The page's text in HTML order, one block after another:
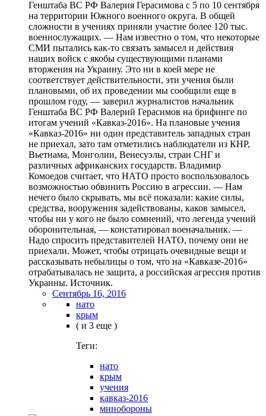
Генштаба ВС РФ Валерия Герасимова с 5 по 10 сентября
на территории Южного военного округа. В общей
сложности в учениях приняли участие более 120 тыс.
военнослужащих. — Нам известно о том, что некоторые
СМИ пытались как-то связать замысел и действия
наших войск с якобы существующими планами
вторжения на Украину. Это ни в коей мере не
соответствует действительности, эти учения были
плановыми, об их проведении мы сообщили еще в
прошлом году, — заверил журналистов начальник
Генштаба ВС РФ Валерий Герасимов на брифинге по
итогам учений «Кавказ-2016». На плановые учения
«Кавказ-2016» ни один представитель западных стран
не приехал, зато там отметились наблюдатели из КНР,
Вьетнама, Монголии, Венесуэлы, стран СНГ и
различных африканских государств. Владимир
Комоедов считает, что НАТО просто воспользовалось
возможностью обвинить Россию в агрессии. — Нам
нечего было скрывать, мы всё показали: какие силы,
средства, вооружения задействованы, каков замысел,
чтобы ни у кого не было сомнений, что легенда учений
оборонительная, — констатировал военачальник. —
Надо спросить представителей НАТО, почему они не
приехали. Может, чтобы отрицать очевидные вещи и
рассказывать небылицы о том, что на «Кавказе-2016»
отрабатывалась не защита, а российская агрессия против
Украины. Источник.
Сентябрь 16, 2016
нато
крым
( и 3 еще )
Теги:
нато
крым
учения
кавказ-2016
минобороны